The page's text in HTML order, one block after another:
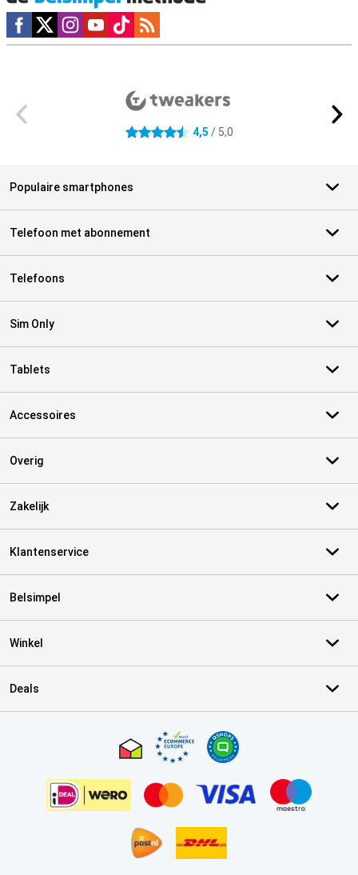
Social media
4.5 sterren 4,5 / 5,0
Populaire smartphones
Telefoon met abonnement
Telefoons
Sim Only
Tablets
Accessoires
Overig
Zakelijk
Klantenservice
Belsimpel
Winkel
Deals